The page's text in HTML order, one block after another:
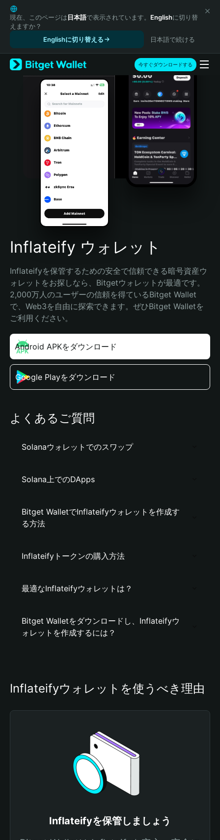
English
日本語
Tiếng Việt
Español (Latinoamérica)
Türkçe
Italiano
Português (Portugal)
Bahasa Indonesia
Português (Brasil)
Español (Argentina)
現在、このページは日本語で表示されています。 Englishに切り替
えますか？
Englishに切り替える
日本語で続ける
今すぐダウンロードする
Inflateify ウォレット
Inflateifyを保管するための安全で信頼できる暗号資産ウ
ォレットをお探しなら、Bitgetウォレットが最適です。
2,000万人のユーザーの信頼を得ているBitget Wallet
で、Web3を自由に探索できます。ぜひBitget Walletを
ご利用ください。
Android APKをダウンロード
Google Playをダウンロード
よくあるご質問
Solanaウォレットでのスワップ
Solana上でのDApps
Bitget WalletでInflateifyウォレットを作成す
る方法
Inflateifyトークンの購入方法
最適なInflateifyウォレットは？
Bitget Walletをダウンロードし、Inflateifyウ
ォレットを作成するには？
Inflateifyウォレットを使うべき理由
Inflateifyを保管しましょう